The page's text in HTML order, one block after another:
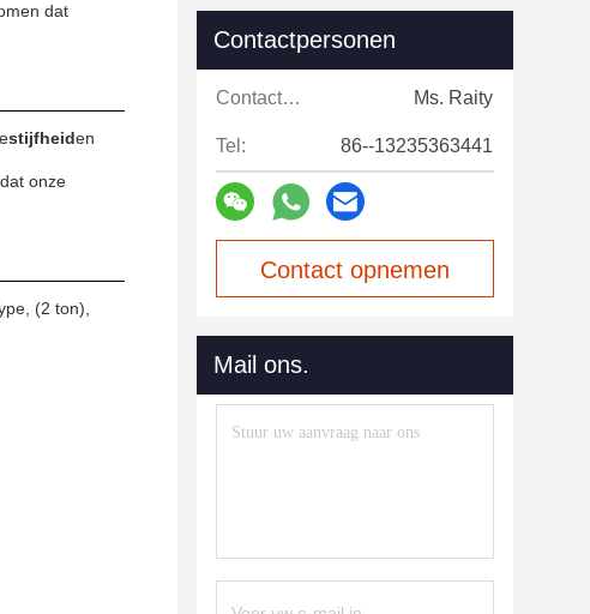
dat
stijfheiden
onze
(2 ton),
Contactpersonen
Contactpersonen: Ms. Raity
Tel: 86--13235363441
Contact opnemen
Mail ons.